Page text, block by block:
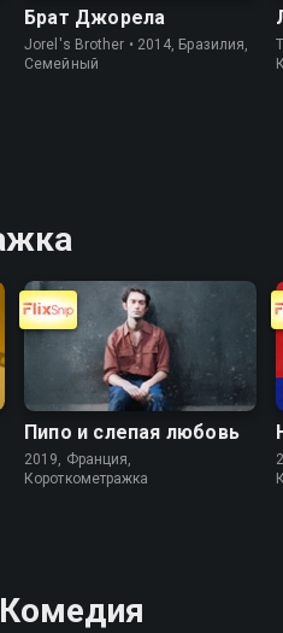
Брат Джорела
Jorel's Brother • 2014, Бразилия,
Cемейный
Пипо и слепая любовь
2019, Франция,
Короткометражка